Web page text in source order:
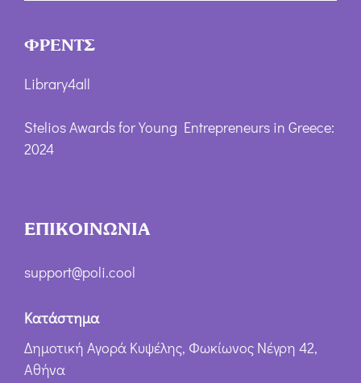
ΦΡΕΝΤΣ
Library4all
Stelios Awards for Young Entrepreneurs in Greece:
2024
ΕΠΙΚΟΙΝΩΝΙΑ
support@poli.cool
Κατάστημα
Δημοτική Αγορά Κυψέλης, Φωκίωνος Νέγρη 42,
Αθήνα